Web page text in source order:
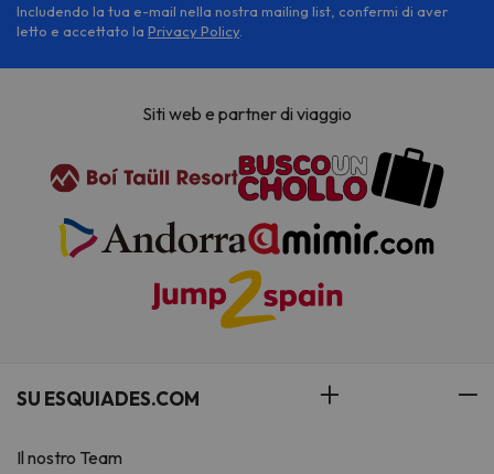
Includendo la tua e-mail nella nostra mailing list, confermi di aver
letto e accettato la Privacy Policy.
Siti web e partner di viaggio
SU ESQUIADES.COM
Il nostro Team